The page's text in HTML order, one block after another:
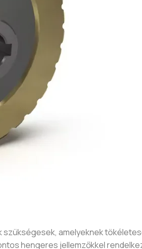
amelyeknek
hengeres jellemzőkkel